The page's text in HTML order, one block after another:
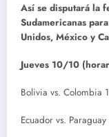
Así se disputará la
Sudamericanas
Unidos, México y
Jueves 10/10
Bolivia vs. Colombia
Ecuador vs.